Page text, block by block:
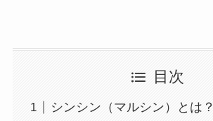
目次
シンシン（マルシン）とは？